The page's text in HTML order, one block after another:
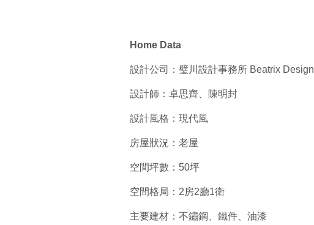
Home Data
設計公司：璧川設計事務所 Beatrix Design
設計師：卓思齊、陳明封
設計風格：現代風
房屋狀況：老屋
空間坪數：50坪
空間格局：2房2廳1衛
主要建材：不鏽鋼、鐵件、油漆